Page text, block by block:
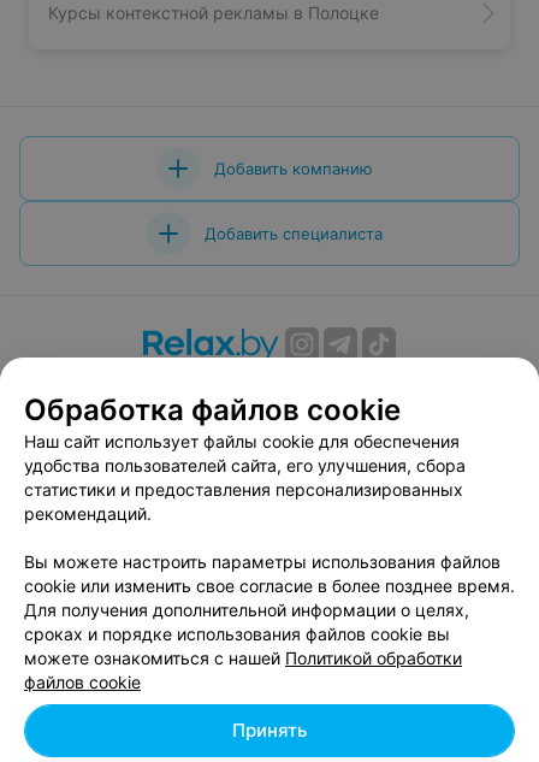
Курсы контекстной рекламы в Полоцке
Добавить компанию
Добавить специалиста
Вакансии
Публичный договор
Способы оплаты
Публичный договор по использованию сервиса
«Афиша»
Пользовательское соглашение
Связаться по вопросам сотрудничества
Написать руководителю relax.by
Персональные настройки cookie
Обработка персональных данных
Обработка файлов cookie
Наш сайт использует файлы cookie для обеспечения
удобства пользователей сайта, его улучшения, сбора
статистики и предоставления персонализированных
рекомендаций.
Вы можете настроить параметры использования файлов
cookie или изменить свое согласие в более позднее время.
Для получения дополнительной информации о целях,
сроках и порядке использования файлов cookie вы
можете ознакомиться с нашей Политикой обработки
файлов cookie
Принять